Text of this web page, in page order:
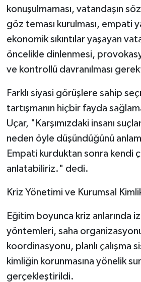
konuşulmaması, vatandaşın
göz teması kurulması, empati
ekonomik sıkıntılar yaşayan
öncelikle dinlenmesi,
ve kontrollü davranılması
Farklı siyasi görüşlere sahip
tartışmanın hiçbir fayda
Uçar, "Karşımızdaki insanı
neden öyle düşündüğünü
Empati kurduktan sonra kendi
anlatabiliriz." dedi.
Kriz Yönetimi ve Kurumsal
Eğitim boyunca kriz anlarında
yöntemleri, saha
koordinasyonu, planlı çalışma
kimliğin korunmasına yönelik
gerçekleştirildi.